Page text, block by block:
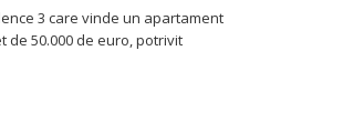
3 care vinde un apartament
de 50.000 de euro, potrivit